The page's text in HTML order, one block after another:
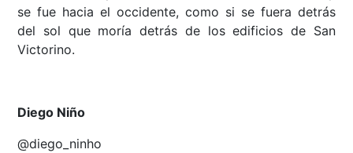
se fue hacia el occidente, como si se fuera detrás
del sol que moría detrás de los edificios de San
Victorino.
Diego Niño
@diego_ninho